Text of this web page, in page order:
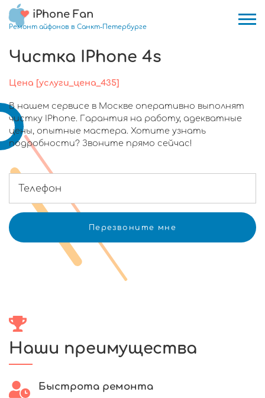
iPhone Fan
Ремонт айфонов в Санкт-Петербурге
Чистка IPhone 4s
Цена [услуги_цена_435]
В нашем сервисе в Москве оперативно выполнят
чистку IPhone. Гарантия на работу, адекватные
цены, опытные мастера. Хотите узнать
подробности? Звоните прямо сейчас!
Наши преимущества
Быстрота ремонта